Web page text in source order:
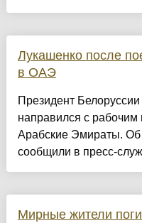
Лукашенко после
в ОАЭ
Президент
направился с
Арабские Эмираты. Об
сообщили в пресс-
Мирные жители